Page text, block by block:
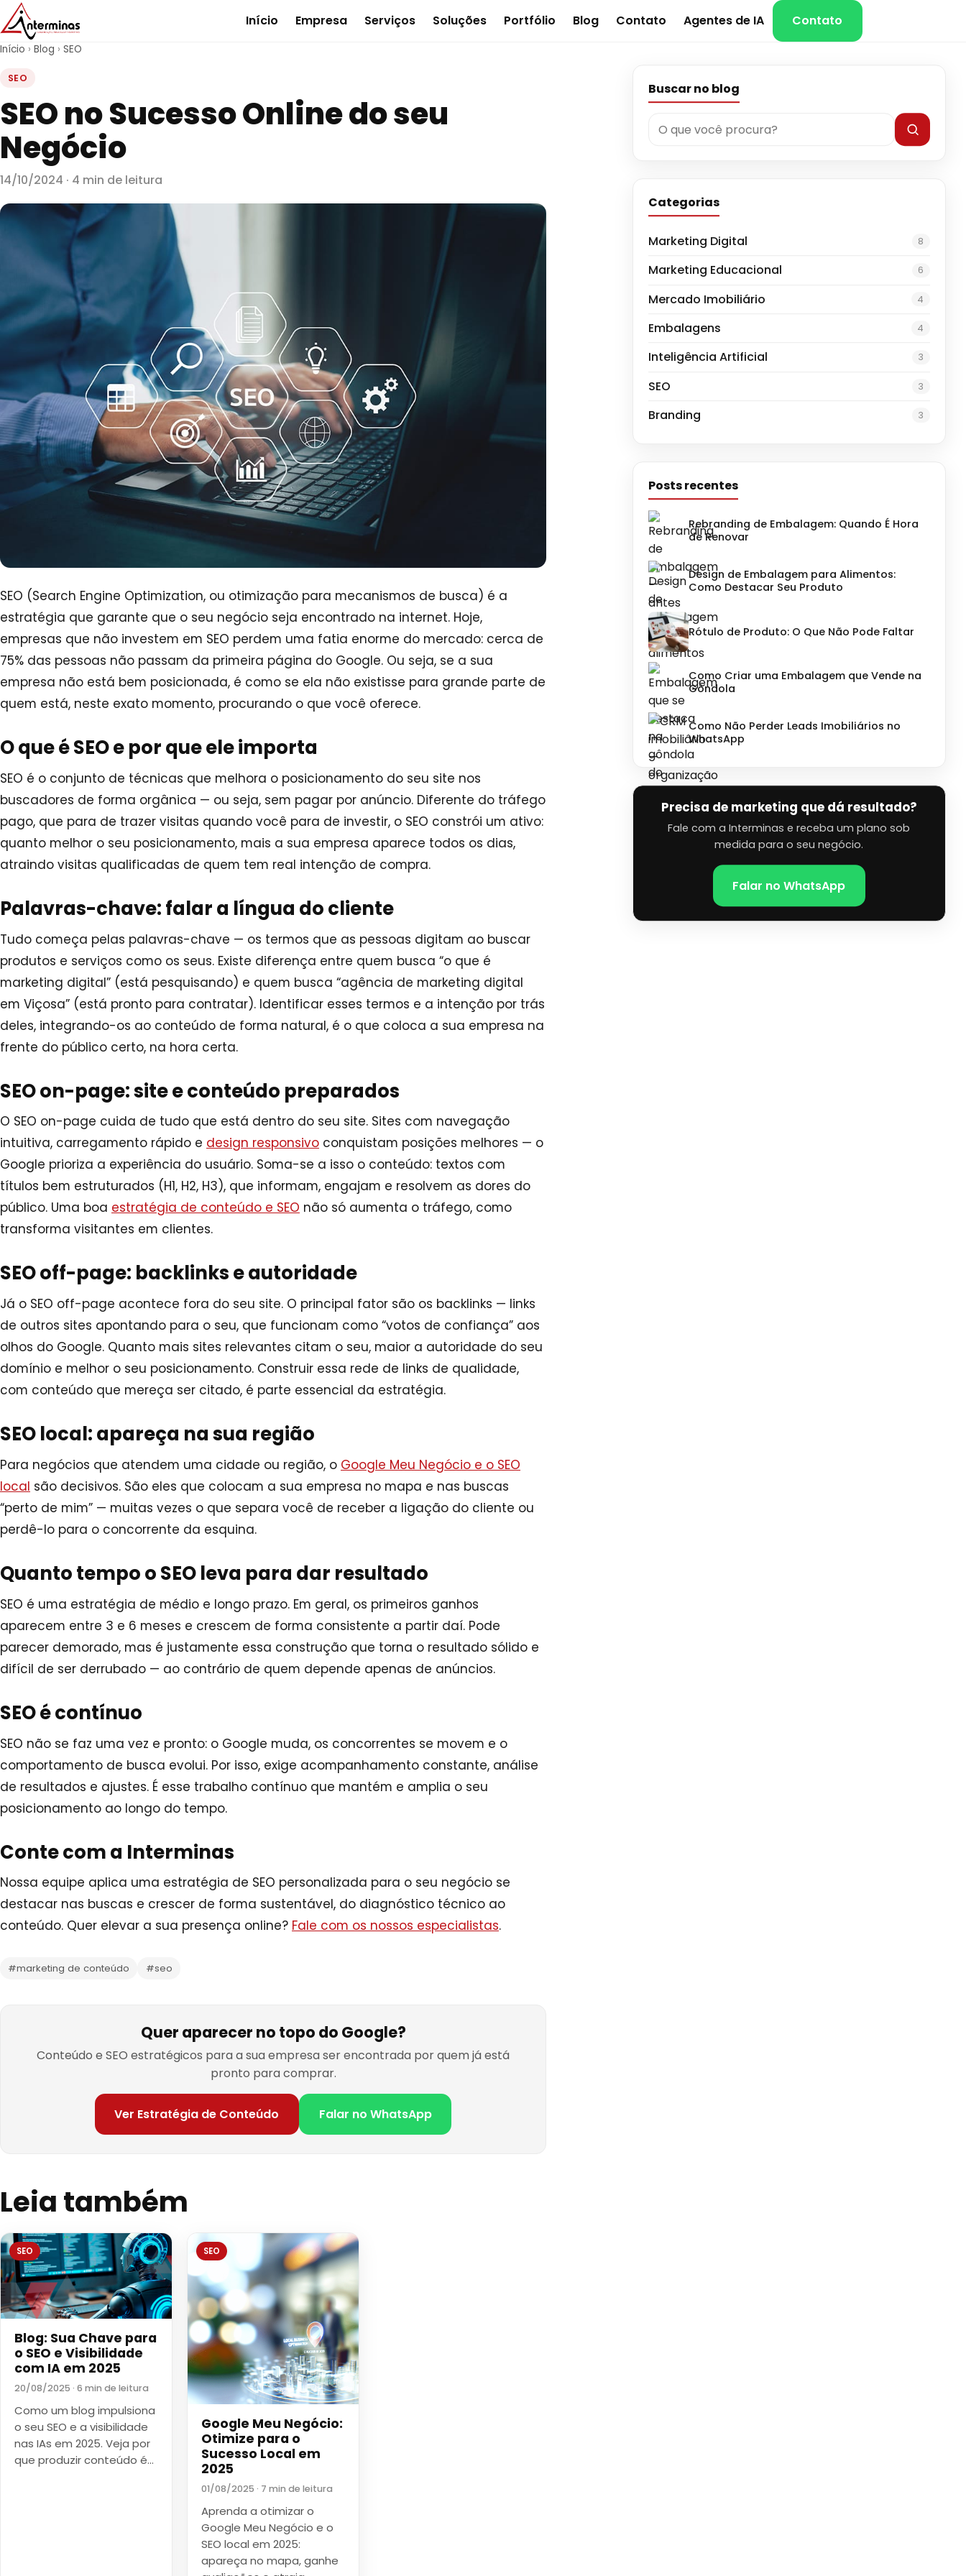
Início Empresa Serviços Soluções Portfólio Blog Contato Agentes de IA Contato
Início › Blog › SEO
SEO
SEO no Sucesso Online do seu
Negócio
14/10/2024 · 4 min de leitura
SEO (Search Engine Optimization, ou otimização para mecanismos de busca) é a
estratégia que garante que o seu negócio seja encontrado na internet. Hoje,
empresas que não investem em SEO perdem uma fatia enorme do mercado: cerca de
75% das pessoas não passam da primeira página do Google. Ou seja, se a sua
empresa não está bem posicionada, é como se ela não existisse para grande parte de
quem está, neste exato momento, procurando o que você oferece.
O que é SEO e por que ele importa
SEO é o conjunto de técnicas que melhora o posicionamento do seu site nos
buscadores de forma orgânica — ou seja, sem pagar por anúncio. Diferente do tráfego
pago, que para de trazer visitas quando você para de investir, o SEO constrói um ativo:
quanto melhor o seu posicionamento, mais a sua empresa aparece todos os dias,
atraindo visitas qualificadas de quem tem real intenção de compra.
Palavras-chave: falar a língua do cliente
Tudo começa pelas palavras-chave — os termos que as pessoas digitam ao buscar
produtos e serviços como os seus. Existe diferença entre quem busca “o que é
marketing digital” (está pesquisando) e quem busca “agência de marketing digital
em Viçosa” (está pronto para contratar). Identificar esses termos e a intenção por trás
deles, integrando-os ao conteúdo de forma natural, é o que coloca a sua empresa na
frente do público certo, na hora certa.
SEO on-page: site e conteúdo preparados
O SEO on-page cuida de tudo que está dentro do seu site. Sites com navegação
intuitiva, carregamento rápido e design responsivo conquistam posições melhores — o
Google prioriza a experiência do usuário. Soma-se a isso o conteúdo: textos com
títulos bem estruturados (H1, H2, H3), que informam, engajam e resolvem as dores do
público. Uma boa estratégia de conteúdo e SEO não só aumenta o tráfego, como
transforma visitantes em clientes.
SEO off-page: backlinks e autoridade
Já o SEO off-page acontece fora do seu site. O principal fator são os backlinks — links
de outros sites apontando para o seu, que funcionam como “votos de confiança” aos
olhos do Google. Quanto mais sites relevantes citam o seu, maior a autoridade do seu
domínio e melhor o seu posicionamento. Construir essa rede de links de qualidade,
com conteúdo que mereça ser citado, é parte essencial da estratégia.
SEO local: apareça na sua região
Para negócios que atendem uma cidade ou região, o Google Meu Negócio e o SEO
local são decisivos. São eles que colocam a sua empresa no mapa e nas buscas
“perto de mim” — muitas vezes o que separa você de receber a ligação do cliente ou
perdê-lo para o concorrente da esquina.
Quanto tempo o SEO leva para dar resultado
SEO é uma estratégia de médio e longo prazo. Em geral, os primeiros ganhos
aparecem entre 3 e 6 meses e crescem de forma consistente a partir daí. Pode
parecer demorado, mas é justamente essa construção que torna o resultado sólido e
difícil de ser derrubado — ao contrário de quem depende apenas de anúncios.
SEO é contínuo
SEO não se faz uma vez e pronto: o Google muda, os concorrentes se movem e o
comportamento de busca evolui. Por isso, exige acompanhamento constante, análise
de resultados e ajustes. É esse trabalho contínuo que mantém e amplia o seu
posicionamento ao longo do tempo.
Conte com a Interminas
Nossa equipe aplica uma estratégia de SEO personalizada para o seu negócio se
destacar nas buscas e crescer de forma sustentável, do diagnóstico técnico ao
conteúdo. Quer elevar a sua presença online? Fale com os nossos especialistas.
#marketing de conteúdo #seo
Quer aparecer no topo do Google?
Conteúdo e SEO estratégicos para a sua empresa ser encontrada por quem já está
pronto para comprar.
Ver Estratégia de Conteúdo Falar no WhatsApp
Leia também
SEO
Blog: Sua Chave para
o SEO e Visibilidade
com IA em 2025
20/08/2025 · 6 min de leitura
Como um blog impulsiona
o seu SEO e a visibilidade
nas IAs em 2025. Veja por
que produzir conteúdo é…
SEO
Google Meu Negócio:
Otimize para o
Sucesso Local em
2025
01/08/2025 · 7 min de leitura
Aprenda a otimizar o
Google Meu Negócio e o
SEO local em 2025:
apareça no mapa, ganhe
Buscar no blog
Categorias
Marketing Digital 8
Marketing Educacional 6
Mercado Imobiliário 4
Embalagens 4
Inteligência Artificial 3
SEO 3
Branding 3
Posts recentes
Rebranding de Embalagem: Quando É Hora
de Renovar
Design de Embalagem para Alimentos:
Como Destacar Seu Produto
Rótulo de Produto: O Que Não Pode Faltar
Como Criar uma Embalagem que Vende na
Gôndola
Como Não Perder Leads Imobiliários no
WhatsApp
Precisa de marketing que dá resultado?
Fale com a Interminas e receba um plano sob
medida para o seu negócio.
Falar no WhatsApp